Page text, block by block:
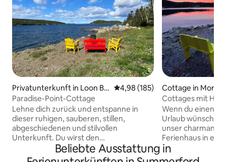
Privatunterkunft in Loon Ba
y
Durchschnittliche Bewertung:
4,98 (185)
Paradise-Point-Cottage
Lehne dich zurück und entspanne in
dieser ruhigen, sauberen, stillen,
abgeschiedenen und stilvollen
Unterkunft. Du wirst den
wunderschönen Meerblick auf
atemberaubende Sonnenuntergänge
Cottage in
ur
Cottages mit Haf
Hafenblick/
Wenn du einen
Urlaub wünschst,
unser
Ferienhaus in
Wir sind 25
entfernt
Beliebte Ausstattung in